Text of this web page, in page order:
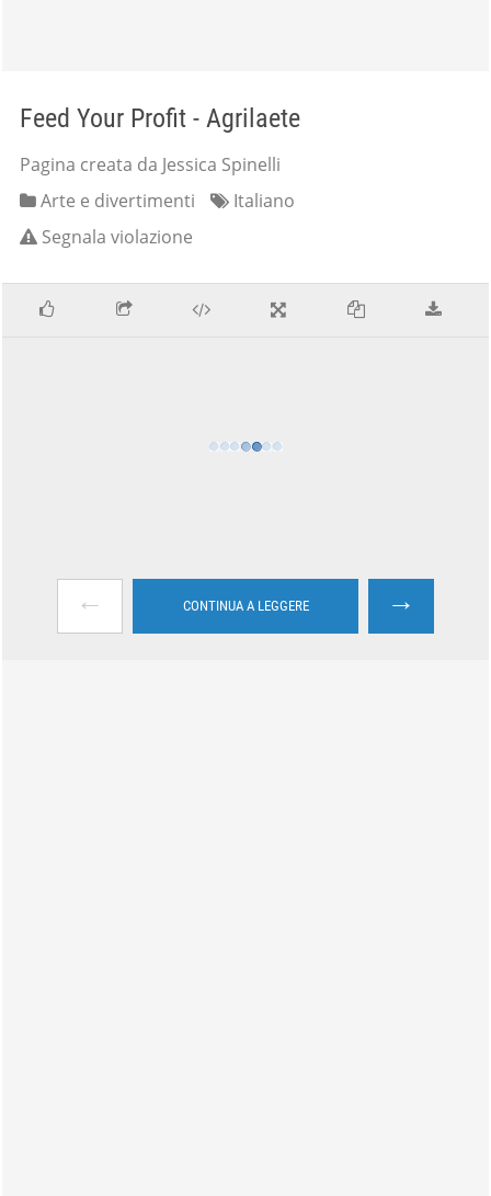
Feed Your Profit - Agrilaete
Pagina creata da Jessica Spinelli
Arte e divertimenti
Italiano
Segnala violazione
← CONTINUA A LEGGERE →